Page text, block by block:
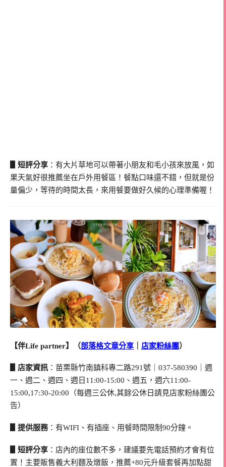
▋短評分享 ：有大片草地可以帶著小朋友和毛小孩來放風，如
果天氣好很推薦坐在戶外用餐區！餐點口味還不錯，但就是份
量偏少，等待的時間太長，來用餐要做好久候的心理準備喔！
【伴Life partner】（部落格文章分享 店家粉絲團）
▋店家資訊 ：苗栗縣竹南鎮科專二路291號｜037-580390｜週
一、週二、週四、週日11:00-15:00、週五，週六11:00-
15:00,17:30-20:00（每週三公休,其餘公休日請見店家粉絲團公
告）
▋提供服務：有WIFI、有插座、用餐時間限制90分鐘。
▋短評分享 ：店內的座位數不多，建議要先電話預約才會有位
置！主要販售義大利麵及燉飯，推薦+80元升級套餐再加點甜